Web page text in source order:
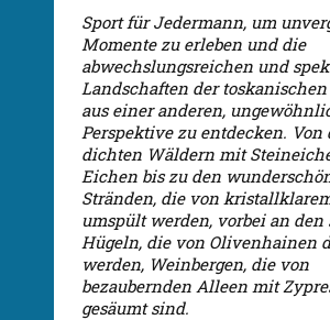
Sport für Jedermann, um
Momente zu erleben und die
abwechslungsreichen und
Landschaften der
aus einer anderen,
Perspektive zu entdecken. Von
dichten Wäldern mit
Eichen bis zu den
Stränden, die von
umspült werden, vorbei an den
Hügeln, die von Olivenhainen
werden, Weinbergen, die von
bezaubernden Alleen mit
gesäumt sind.